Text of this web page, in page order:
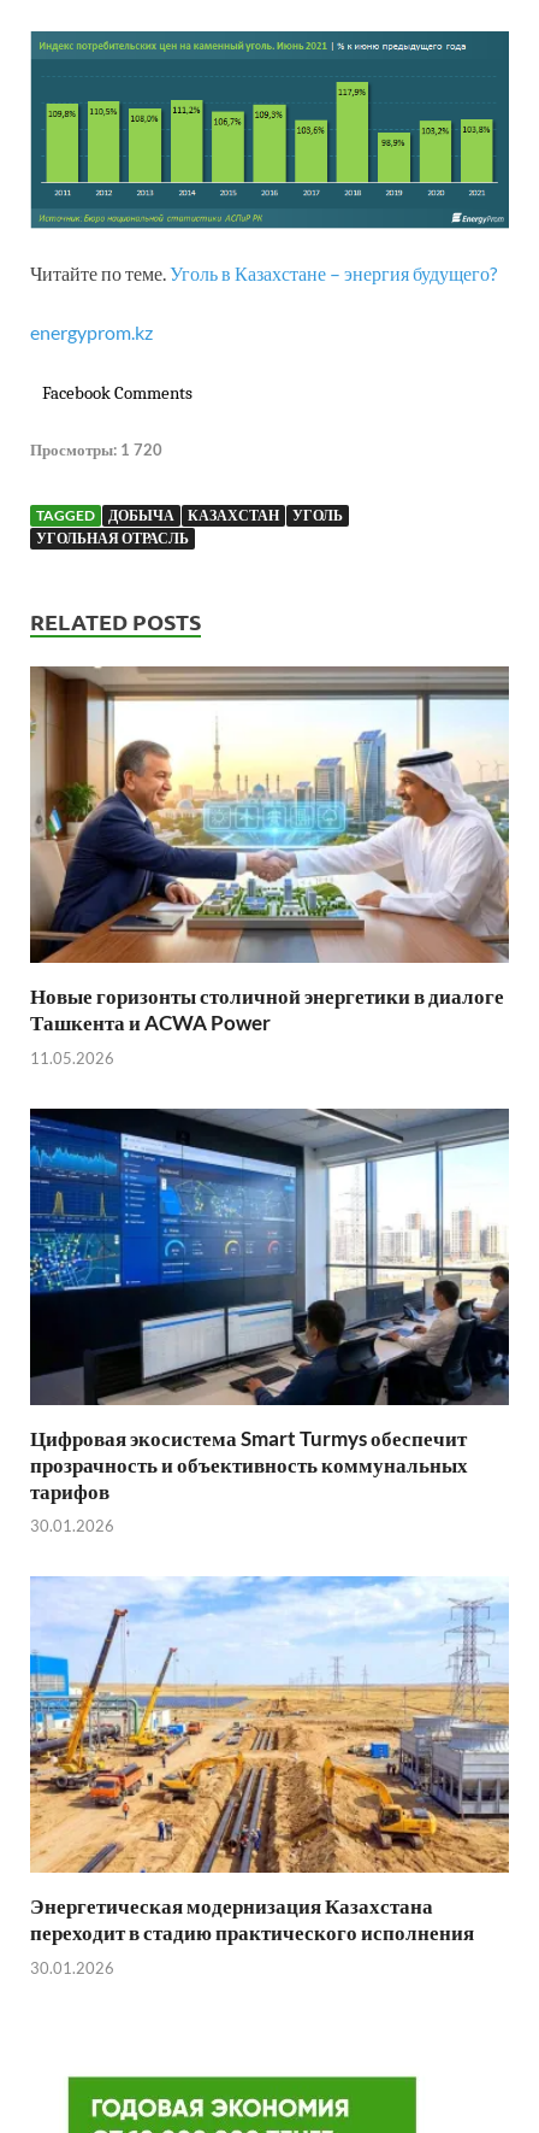
Читайте по теме.Уголь в Казахстане – энергия будущего?
energyprom.kz
Facebook Comments
Просмотры: 1 720
TAGGED ДОБЫЧА КАЗАХСТАН
УГОЛЬ
УГОЛЬНАЯ ОТРАСЛЬ
RELATED POSTS
Новые горизонты столичной энергетики в диалоге
Ташкента и ACWA Power
11.05.2026
Цифровая экосистема Smart Turmys обеспечит
прозрачность и объективность коммунальных
тарифов
30.01.2026
Энергетическая модернизация Казахстана
переходит в стадию практического исполнения
30.01.2026